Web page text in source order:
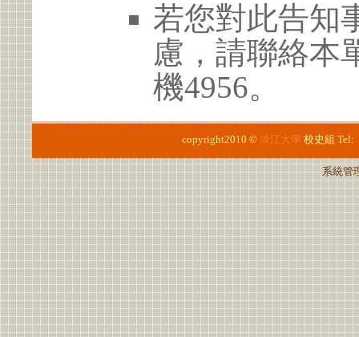
若您對此告知
慮，請聯絡本
機4956。
copyright2010 © 淡江大學 校史組 Tel:
系統管